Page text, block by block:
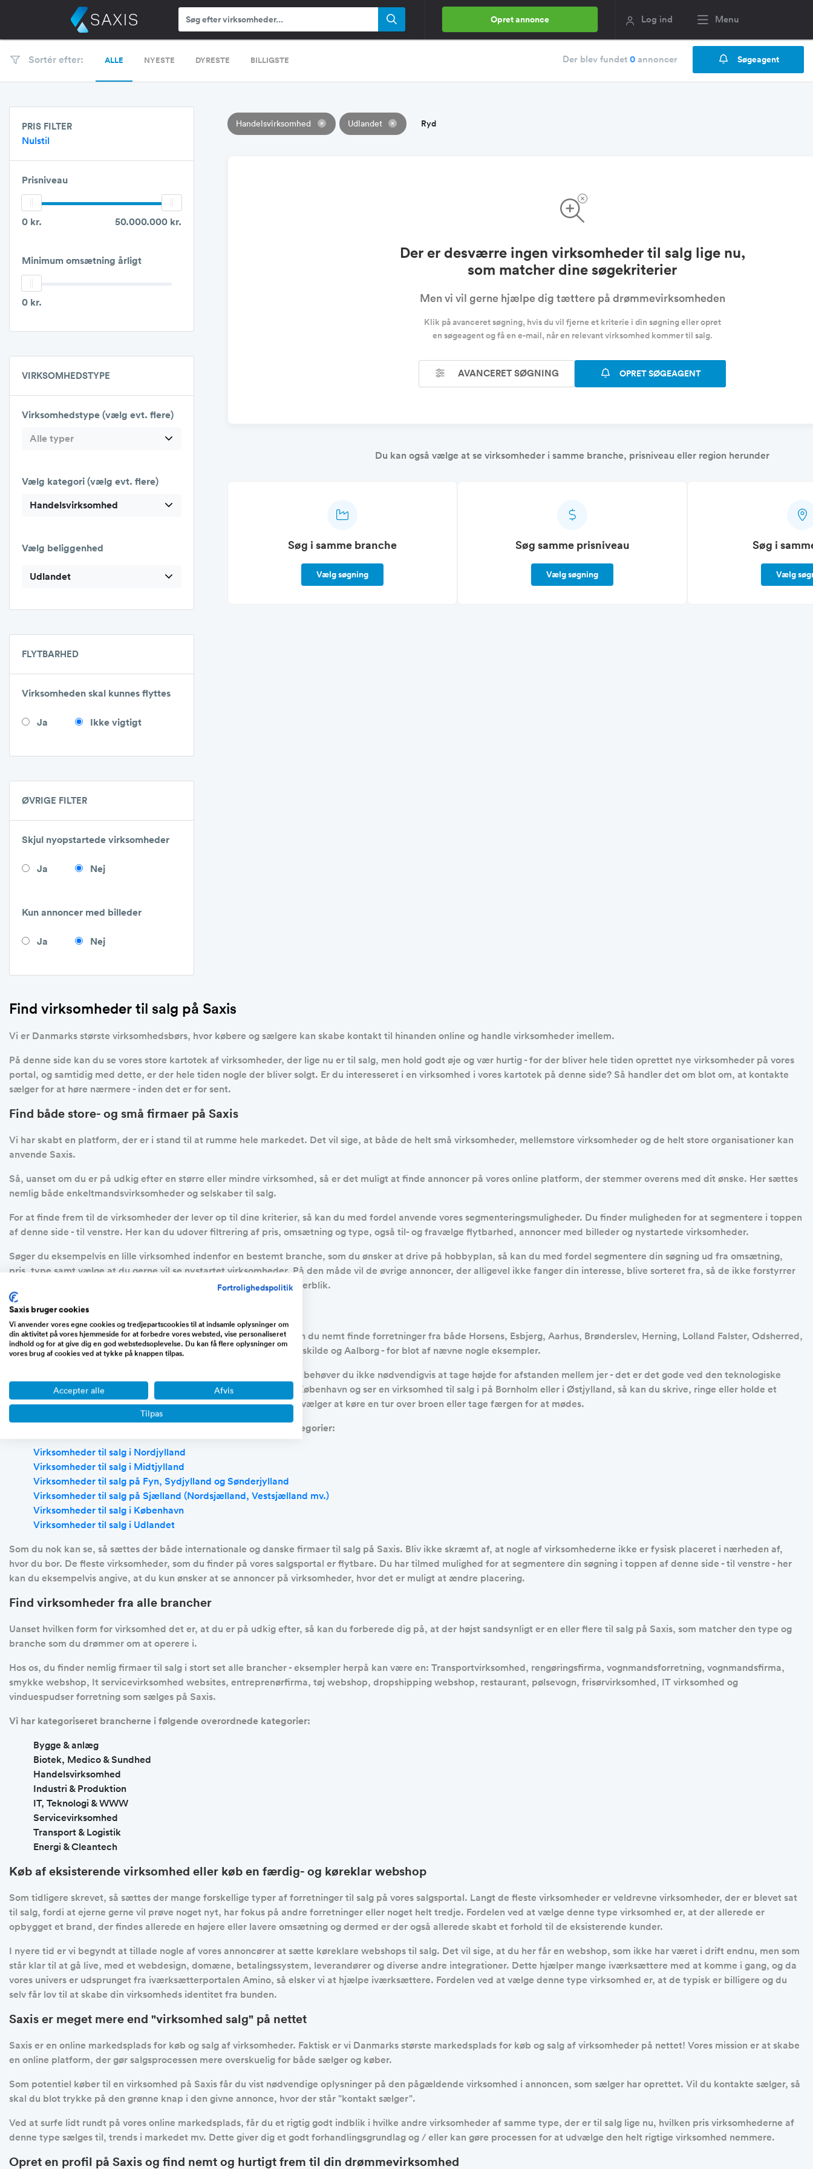
Opret annonce Log ind Menu
Sortér efter: ALLE NYESTE DYRESTE BILLIGSTE Der blev fundet0 annoncer Søgeagent
PRIS FILTER
Nulstil
Prisniveau
0 kr. 50.000.000 kr.
Minimum omsætning årligt
0 kr.
VIRKSOMHEDSTYPE
Virksomhedstype (vælg evt. flere)
Alle typer
Vælg kategori (vælg evt. flere)
Handelsvirksomhed
Vælg beliggenhed
Udlandet
FLYTBARHED
Virksomheden skal kunnes flyttes
Ja Ikke vigtigt
ØVRIGE FILTER
Skjul nyopstartede virksomheder
Ja Nej
Kun annoncer med billeder
Ja Nej
Handelsvirksomhed Udlandet Ryd
Der er desværre ingen virksomheder til salg lige nu,
som matcher dine søgekriterier
Men vi vil gerne hjælpe dig tættere på drømmevirksomheden
Klik på avanceret søgning, hvis du vil fjerne et kriterie i din søgning eller opret
en søgeagent og få en e-mail, når en relevant virksomhed kommer til salg.
AVANCERET SØGNING OPRET SØGEAGENT
Du kan også vælge at se virksomheder i samme branche, prisniveau eller region herunder
Søg i samme branche
Vælg søgning
Søg samme prisniveau
Vælg søgning
Søg i
Vælg
Find virksomheder til salg på Saxis
Vi er Danmarks største virksomhedsbørs, hvor købere og sælgere kan skabe kontakt til hinanden online og handle virksomheder imellem.
På denne side kan du se vores store kartotek af virksomheder, der lige nu er til salg, men hold godt øje og vær hurtig - for der bliver hele tiden oprettet nye virksomheder på vores
portal, og samtidig med dette, er der hele tiden nogle der bliver solgt. Er du interesseret i en virksomhed i vores kartotek på denne side? Så handler det om blot om, at kontakte
sælger for at høre nærmere - inden det er for sent.
Find både store- og små firmaer på Saxis
Vi har skabt en platform, der er i stand til at rumme hele markedet. Det vil sige, at både de helt små virksomheder, mellemstore virksomheder og de helt store organisationer kan
anvende Saxis.
Så, uanset om du er på udkig efter en større eller mindre virksomhed, så er det muligt at finde annoncer på vores online platform, der stemmer overens med dit ønske. Her sættes
nemlig både enkeltmandsvirksomheder og selskaber til salg.
For at finde frem til de virksomheder der lever op til dine kriterier, så kan du med fordel anvende vores segmenteringsmuligheder. Du finder muligheden for at segmentere i toppen
af denne side - til venstre. Her kan du udover filtrering af pris, omsætning og type, også til- og fravælge flytbarhed, annoncer med billeder og nystartede virksomheder.
Søger du eksempelvis en lille virksomhed indenfor en bestemt branche, som du ønsker at drive på hobbyplan, så kan du med fordel segmentere din søgning ud fra omsætning,
pris, type samt vælge at du gerne vil se nystartet virksomheder. På den måde vil de øvrige annoncer, der alligevel ikke fanger din interesse, blive sorteret fra, så de ikke forstyrrer
din søgning. Det vil både spare din tid og bidrage med et bedre overblik.
Find virksomheder fra hele Danmark
På Saxis finder du virksomheder til salg i hele Danmark. Derfor kan du nemt finde forretninger fra både Horsens, Esbjerg, Aarhus, Brønderslev, Herning, Lolland Falster, Odsherred,
København, Odense, Kolding, Silkeborg, Århus, Vejle, Randers, Roskilde og Aalborg - for blot af nævne nogle eksempler.
I og med at køber og sælger skaber kontakt til hinanden online, så behøver du ikke nødvendigvis at tage højde for afstanden mellem jer - det er det gode ved den teknologiske
udvikling, at møder i dag kan foregå online. Bor du eksempelvis i København og ser en virksomhed til salg i på Bornholm eller i Østjylland, så kan du skrive, ringe eller holde et
online møde med sælger for at få mere information, inden du evt. vælger at køre en tur over broen eller tage færgen for at mødes.
Vi har kategoriseret beliggenhederne i følgende overordnede kategorier:
Virksomheder til salg i Nordjylland
Virksomheder til salg i Midtjylland
Virksomheder til salg på Fyn, Sydjylland og Sønderjylland
Virksomheder til salg på Sjælland (Nordsjælland, Vestsjælland mv.)
Virksomheder til salg i København
Virksomheder til salg i Udlandet
Som du nok kan se, så sættes der både internationale og danske firmaer til salg på Saxis. Bliv ikke skræmt af, at nogle af virksomhederne ikke er fysisk placeret i nærheden af,
hvor du bor. De fleste virksomheder, som du finder på vores salgsportal er flytbare. Du har tilmed mulighed for at segmentere din søgning i toppen af denne side - til venstre - her
kan du eksempelvis angive, at du kun ønsker at se annoncer på virksomheder, hvor det er muligt at ændre placering.
Find virksomheder fra alle brancher
Uanset hvilken form for virksomhed det er, at du er på udkig efter, så kan du forberede dig på, at der højst sandsynligt er en eller flere til salg på Saxis, som matcher den type og
branche som du drømmer om at operere i.
Hos os, du finder nemlig firmaer til salg i stort set alle brancher - eksempler herpå kan være en: Transportvirksomhed, rengøringsfirma, vognmandsforretning, vognmandsfirma,
smykke webshop, It servicevirksomhed websites, entreprenørfirma, tøj webshop, dropshipping webshop, restaurant, pølsevogn, frisørvirksomhed, IT virksomhed og
vinduespudser forretning som sælges på Saxis.
Vi har kategoriseret brancherne i følgende overordnede kategorier:
Bygge & anlæg
Biotek, Medico & Sundhed
Handelsvirksomhed
Industri & Produktion
IT, Teknologi & WWW
Servicevirksomhed
Transport & Logistik
Energi & Cleantech
Køb af eksisterende virksomhed eller køb en færdig- og køreklar webshop
Som tidligere skrevet, så sættes der mange forskellige typer af forretninger til salg på vores salgsportal. Langt de fleste virksomheder er veldrevne virksomheder, der er blevet sat
til salg, fordi at ejerne gerne vil prøve noget nyt, har fokus på andre forretninger eller noget helt tredje. Fordelen ved at vælge denne type virksomhed er, at der allerede er
opbygget et brand, der findes allerede en højere eller lavere omsætning og dermed er der også allerede skabt et forhold til de eksisterende kunder.
I nyere tid er vi begyndt at tillade nogle af vores annoncører at sætte køreklare webshops til salg. Det vil sige, at du her får en webshop, som ikke har været i drift endnu, men som
står klar til at gå live, med et webdesign, domæne, betalingssystem, leverandører og diverse andre integrationer. Dette hjælper mange iværksættere med at komme i gang, og da
vores univers er udsprunget fra iværksætterportalen Amino, så elsker vi at hjælpe iværksættere. Fordelen ved at vælge denne type virksomhed er, at de typisk er billigere og du
selv får lov til at skabe din virksomheds identitet fra bunden.
Saxis er meget mere end "virksomhed salg" på nettet
Saxis er en online markedsplads for køb og salg af virksomheder. Faktisk er vi Danmarks største markedsplads for køb og salg af virksomheder på nettet! Vores mission er at skabe
en online platform, der gør salgsprocessen mere overskuelig for både sælger og køber.
Som potentiel køber til en virksomhed på Saxis får du vist nødvendige oplysninger på den pågældende virksomhed i annoncen, som sælger har oprettet. Vil du kontakte sælger, så
skal du blot trykke på den grønne knap i den givne annonce, hvor der står "kontakt sælger".
Ved at surfe lidt rundt på vores online markedsplads, får du et rigtig godt indblik i hvilke andre virksomheder af samme type, der er til salg lige nu, hvilken pris virksomhederne af
denne type sælges til, trends i markedet mv. Dette giver dig et godt forhandlingsgrundlag og / eller kan gøre processen for at udvælge den helt rigtige virksomhed nemmere.
Opret en profil på Saxis og find nemt og hurtigt frem til din drømmevirksomhed
Fortrolighedspolitik
Saxis bruger cookies
Vi anvender vores egne cookies og tredjepartscookies til at indsamle oplysninger om
din aktivitet på vores hjemmeside for at forbedre vores websted, vise personaliseret
indhold og for at give dig en god webstedsoplevelse. Du kan få flere oplysninger om
vores brug af cookies ved at tykke på knappen tilpas.
Accepter alle Afvis
Tilpas